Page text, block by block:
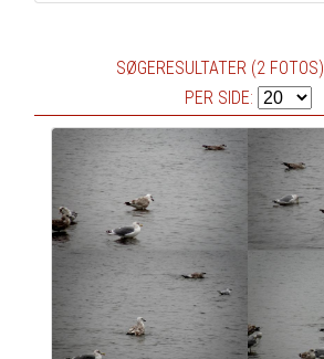
SØGERESULTATER (2 FOTOS)
PER SIDE: